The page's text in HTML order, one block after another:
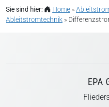
Sie sind hier: Home »
Ableitstromtechnik »
EPA